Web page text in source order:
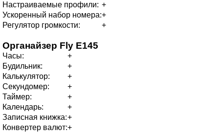
Настраиваемые профили: +
Ускоренный набор номера:+
Регулятор громкости:
+
Органайзер Fly E145
Часы:
+
Будильник:
+
Калькулятор:
+
Секундомер:
+
Таймер:
+
Календарь:
+
Записная книжка:+
Конвертер валют:+